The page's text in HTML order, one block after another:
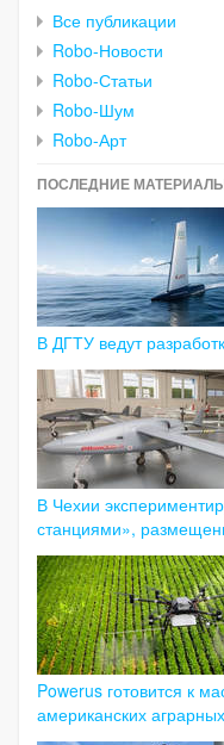
Все публикации
Robo-Новости
Robo-Статьи
Robo-Шум
Robo-Арт
ПОСЛЕДНИЕ
В ДГТУ ведут
В Чехии
станциями»,
Powerus готовится к
американских